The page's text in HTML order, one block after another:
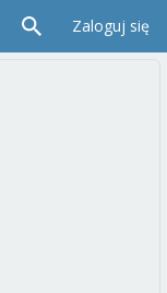
Zaloguj się